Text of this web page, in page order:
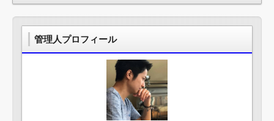
管理人プロフィール